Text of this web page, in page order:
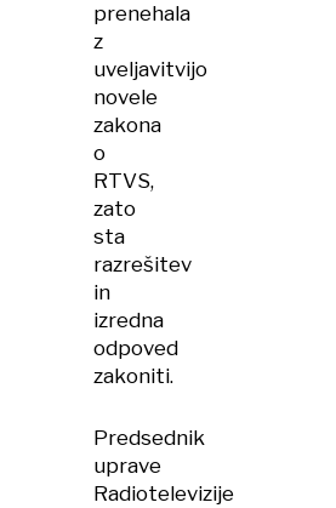
prenehala
z
uveljavitvijo
novele
zakona
o
RTVS,
zato
sta
razrešitev
in
izredna
odpoved
zakoniti.
Predsednik
uprave
Radiotelevizije